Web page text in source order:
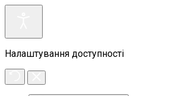
Налаштування доступності